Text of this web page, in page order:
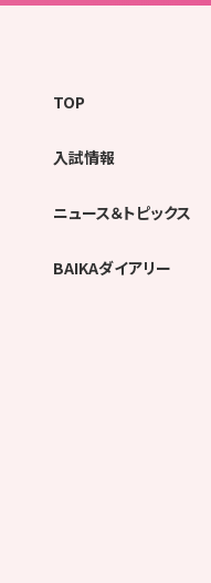
TOP
入試情報
ニュース＆トピックス
BAIKAダイアリー